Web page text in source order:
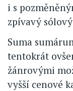
i s
zpívavý
Suma
tentokrát
žánrovými
vyšší cenové